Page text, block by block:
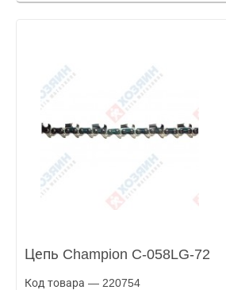
Цепь Champion C-058LG-72
Код товара — 220754